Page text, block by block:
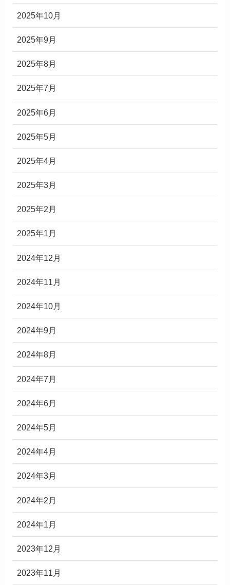
2025年10月
2025年9月
2025年8月
2025年7月
2025年6月
2025年5月
2025年4月
2025年3月
2025年2月
2025年1月
2024年12月
2024年11月
2024年10月
2024年9月
2024年8月
2024年7月
2024年6月
2024年5月
2024年4月
2024年3月
2024年2月
2024年1月
2023年12月
2023年11月